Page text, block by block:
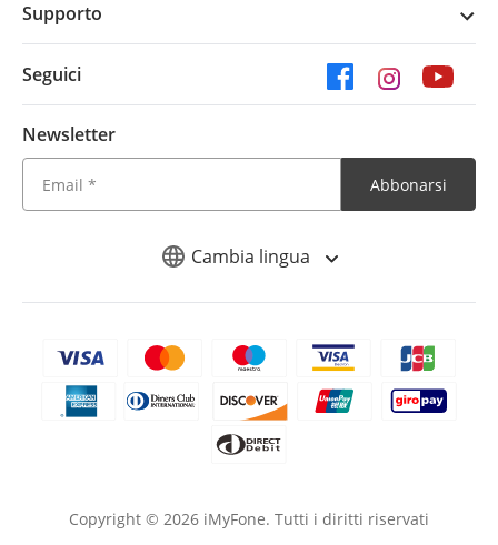
Cambia lingua
Supporto
Seguici
Newsletter
Abbonarsi
Copyright © 2026 iMyFone. Tutti i diritti riservati